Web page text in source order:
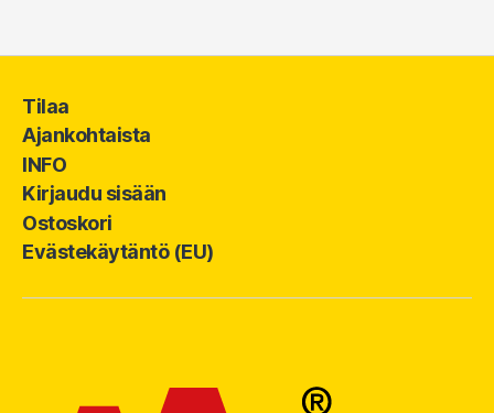
Tilaa
Ajankohtaista
INFO
Kirjaudu sisään
Ostoskori
Evästekäytäntö (EU)